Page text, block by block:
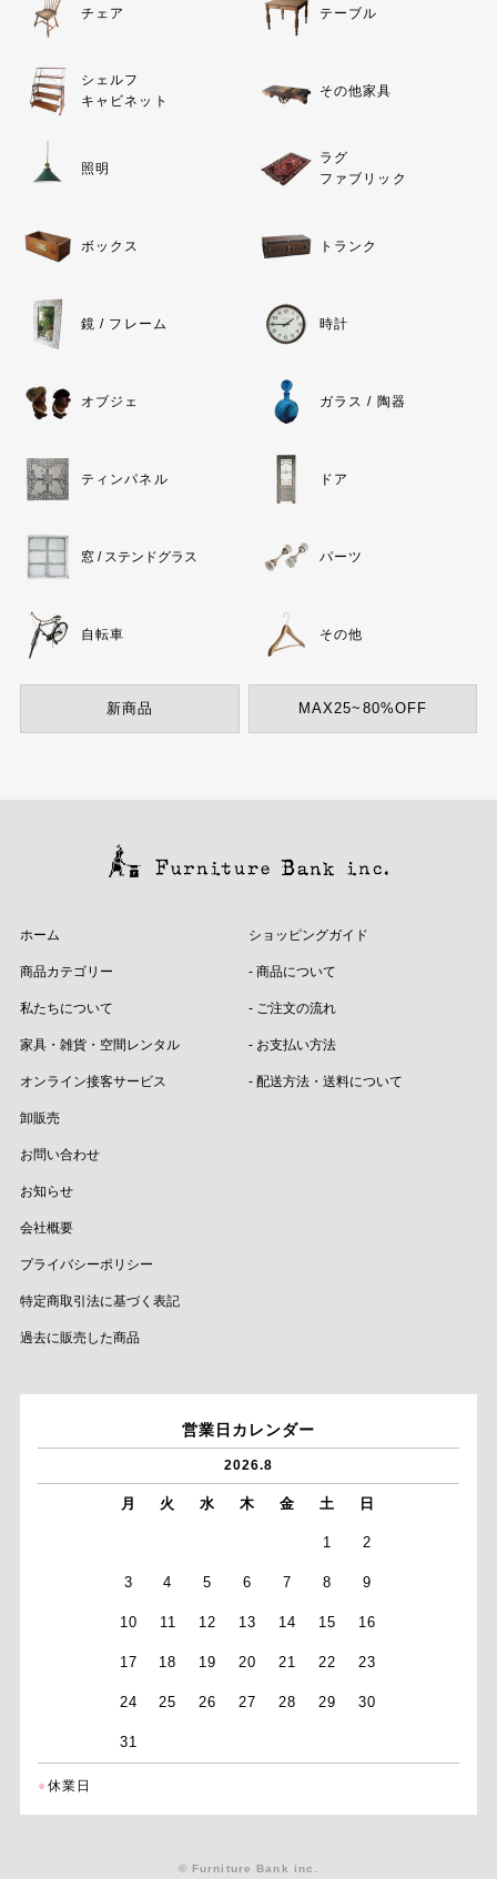
チェア テーブル
シェルフ
キャビネット
その他家具
照明
ラグ
ファブリック
ボックス トランク
鏡 / フレーム 時計
オブジェ ガラス / 陶器
ティンパネル ドア
窓 / ステンドグラス パーツ
自転車 その他
新商品 MAX25~80%OFF
ホーム
商品カテゴリー
私たちについて
家具・雑貨・空間レンタル
オンライン接客サービス
卸販売
ショッピングガイド
- 商品について
- ご注文の流れ
- お支払い方法
- 配送方法・送料について
お問い合わせ
お知らせ
会社概要
プライバシーポリシー
特定商取引法に基づく表記
過去に販売した商品
営業日カレンダー
2026.8
月 火 水 木 金 土 日
1 2
3 4 5 6 7 8 9
10 11 12 13 14 15 16
17 18 19 20 21 22 23
24 25 26 27 28 29 30
31
● 休業日
© Furniture Bank inc.